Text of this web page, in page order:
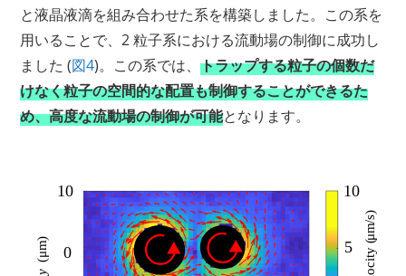
と液晶液滴を組み合わせた系を構築しました。この系を
用いることで、2 粒子系における流動場の制御に成功し
ました (図4)。この系では、トラップする粒子の個数だ
けなく粒子の空間的な配置も制御することができるた
め、高度な流動場の制御が可能となります。